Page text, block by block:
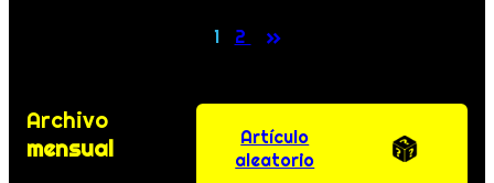
1 2 »
Archivo
mensual
Artículo
aleatorio